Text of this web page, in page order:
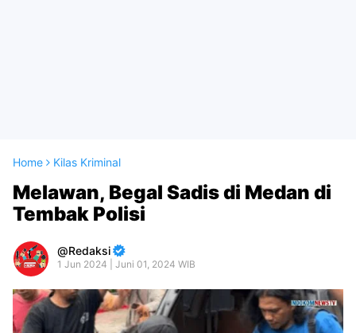
Home Kilas Kriminal
Melawan, Begal Sadis di Medan di
Tembak Polisi
Redaksi
1 Jun 2024 | Juni 01, 2024 WIB